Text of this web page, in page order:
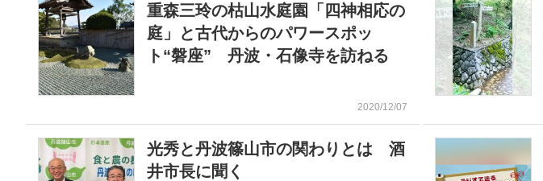
重森三玲の枯山水庭園「四神相応の
庭」と古代からのパワースポッ
ト“磐座” 丹波・石像寺を訪ねる
2020/12/07
光秀と丹波篠山市の関わりとは 酒
井市長に聞く